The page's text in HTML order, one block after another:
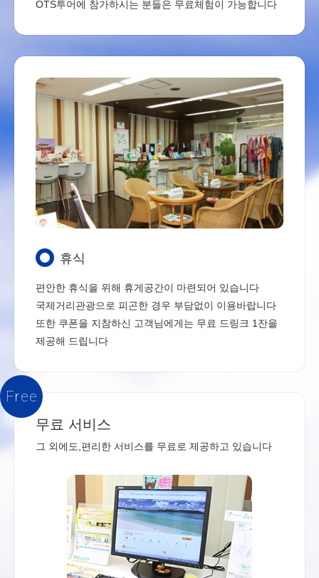
OTS투어에 참가하시는 분들은 무료체험이 가능합니다
휴식
편안한 휴식을 위해 휴게공간이 마련되어 있습니다
국제거리관광으로 피곤한 경우 부담없이 이용바랍니다
또한 쿠폰을 지참하신 고객님에게는 무료 드링크 1잔을
제공해 드립니다
Free
무료 서비스
그 외에도,편리한 서비스를 무료로 제공하고 있습니다